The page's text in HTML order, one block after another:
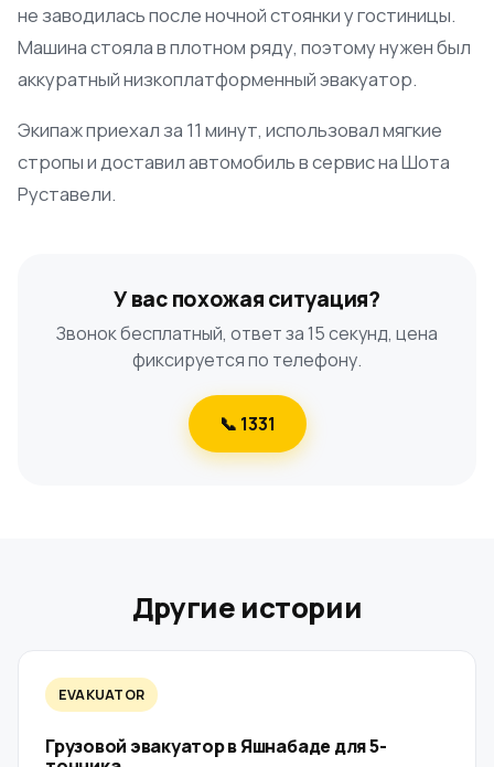
не заводилась после ночной стоянки у гостиницы.
Машина стояла в плотном ряду, поэтому нужен был
аккуратный низкоплатформенный эвакуатор.
Экипаж приехал за 11 минут, использовал мягкие
стропы и доставил автомобиль в сервис на Шота
Руставели.
У вас похожая ситуация?
Звонок бесплатный, ответ за 15 секунд, цена
фиксируется по телефону.
📞 1331
Другие истории
EVAKUATOR
Грузовой эвакуатор в Яшнабаде для 5-